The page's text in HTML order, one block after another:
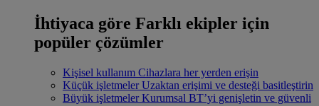
İhtiyaca göre Farklı ekipler için
popüler çözümler
Kişisel kullanım Cihazlara her yerden erişin
Küçük işletmeler Uzaktan erişimi ve desteği basitleştirin
Büyük işletmeler Kurumsal BT’yi genişletin ve güvenli